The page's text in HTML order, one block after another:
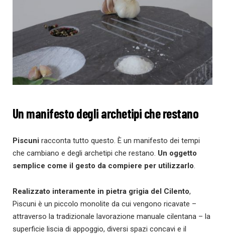
Un manifesto degli archetipi che restano
Piscuni racconta tutto questo. È un manifesto dei tempi
che cambiano e degli archetipi che restano. Un oggetto
semplice come il gesto da compiere per utilizzarlo.
Realizzato interamente in pietra grigia del Cilento,
Piscuni è un piccolo monolite da cui vengono ricavate –
attraverso la tradizionale lavorazione manuale cilentana – la
superficie liscia di appoggio, diversi spazi concavi e il